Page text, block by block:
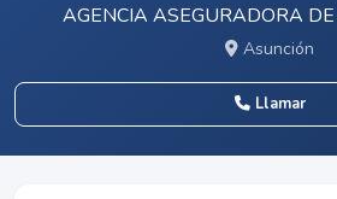
AGENCIA ASEGURADORA
Asunción
Llamar